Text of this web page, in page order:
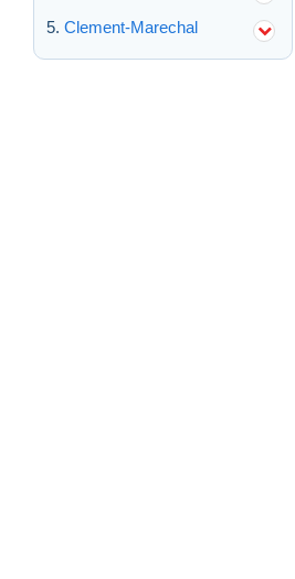
Clement-Marechal